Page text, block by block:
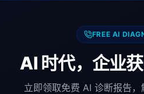
FREE AI
AI 时代，企业获
立即领取免费 AI 诊断报告